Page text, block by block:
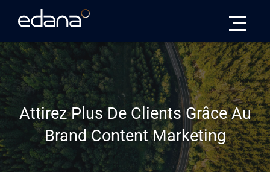
Attirez Plus De Clients Grâce Au
Brand Content Marketing